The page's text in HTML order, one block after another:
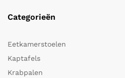
Categorieën
Eetkamerstoelen
Kaptafels
Krabpalen